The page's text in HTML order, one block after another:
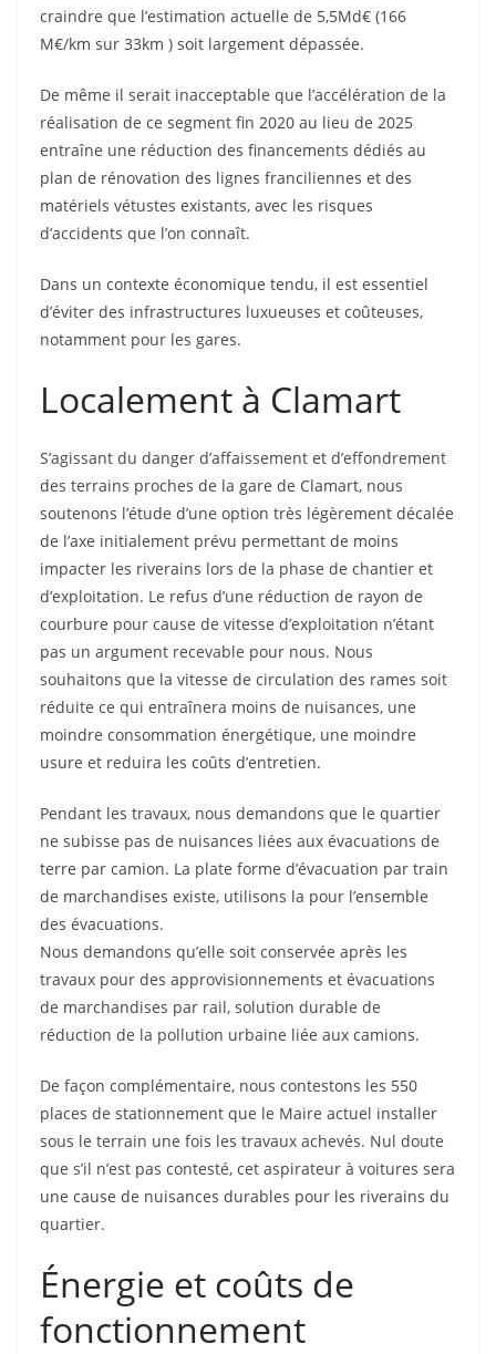
craindre que l’estimation actuelle de 5,5Md€ (166
M€/km sur 33km ) soit largement dépassée.
De même il serait inacceptable que l’accélération de la
réalisation de ce segment fin 2020 au lieu de 2025
entraîne une réduction des financements dédiés au
plan de rénovation des lignes franciliennes et des
matériels vétustes existants, avec les risques
d’accidents que l’on connaît.
Dans un contexte économique tendu, il est essentiel
d’éviter des infrastructures luxueuses et coûteuses,
notamment pour les gares.
Localement à Clamart
S’agissant du danger d’affaissement et d’effondrement
des terrains proches de la gare de Clamart, nous
soutenons l’étude d’une option très légèrement décalée
de l’axe initialement prévu permettant de moins
impacter les riverains lors de la phase de chantier et
d’exploitation. Le refus d’une réduction de rayon de
courbure pour cause de vitesse d’exploitation n’étant
pas un argument recevable pour nous. Nous
souhaitons que la vitesse de circulation des rames soit
réduite ce qui entraînera moins de nuisances, une
moindre consommation énergétique, une moindre
usure et reduira les coûts d’entretien.
Pendant les travaux, nous demandons que le quartier
ne subisse pas de nuisances liées aux évacuations de
terre par camion. La plate forme d’évacuation par train
de marchandises existe, utilisons la pour l’ensemble
des évacuations.
Nous demandons qu’elle soit conservée après les
travaux pour des approvisionnements et évacuations
de marchandises par rail, solution durable de
réduction de la pollution urbaine liée aux camions.
De façon complémentaire, nous contestons les 550
places de stationnement que le Maire actuel installer
sous le terrain une fois les travaux achevés. Nul doute
que s’il n’est pas contesté, cet aspirateur à voitures sera
une cause de nuisances durables pour les riverains du
quartier.
Énergie et coûts de
fonctionnement